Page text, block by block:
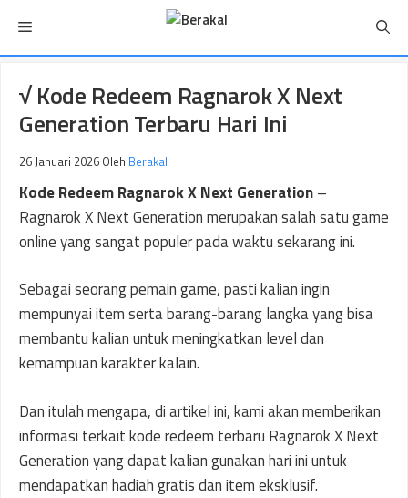
isi
Menu
√ Kode Redeem Ragnarok X Next
Generation Terbaru Hari Ini
26 Januari 2026 Oleh Berakal
Kode Redeem Ragnarok X Next Generation–
Ragnarok X Next Generation merupakan salah satu game
online yang sangat populer pada waktu sekarang ini.
Sebagai seorang pemain game, pasti kalian ingin
mempunyai item serta barang-barang langka yang bisa
membantu kalian untuk meningkatkan level dan
kemampuan karakter kalain.
Dan itulah mengapa, di artikel ini, kami akan memberikan
informasi terkait kode redeem terbaru Ragnarok X Next
Generation yang dapat kalian gunakan hari ini untuk
mendapatkan hadiah gratis dan item eksklusif.